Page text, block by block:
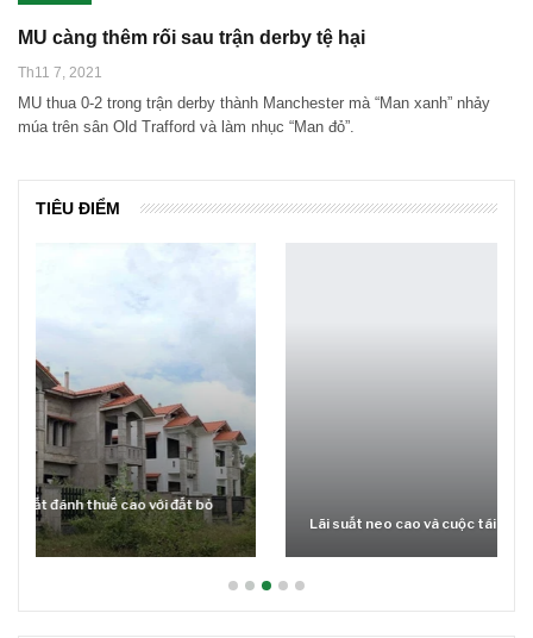
MU càng thêm rối sau trận derby tệ hại
Th11 7, 2021
MU thua 0-2 trong trận derby thành Manchester mà “Man xanh” nhảy
múa trên sân Old Trafford và làm nhục “Man đỏ”.
TIÊU ĐIỂM
Lãi suất neo cao và cuộc tái cơ cấu trên thị trường BĐS